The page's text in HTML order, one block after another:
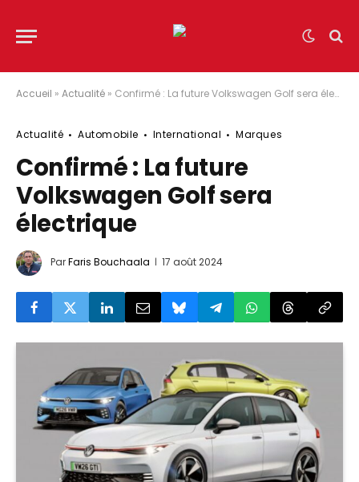
Accueil » Actualité » Confirmé : La future Volkswagen Golf sera électrique
Actualité Automobile International Marques
Confirmé : La future
Volkswagen Golf sera
électrique
ParFaris Bouchaala 17 août 2024